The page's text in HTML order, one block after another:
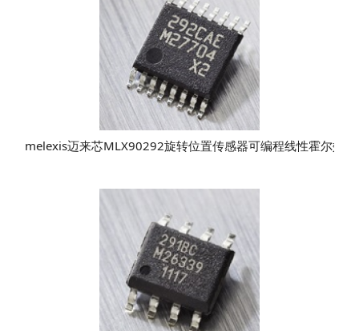
melexis迈来芯MLX90292旋转位置传感器可编程线性霍尔效